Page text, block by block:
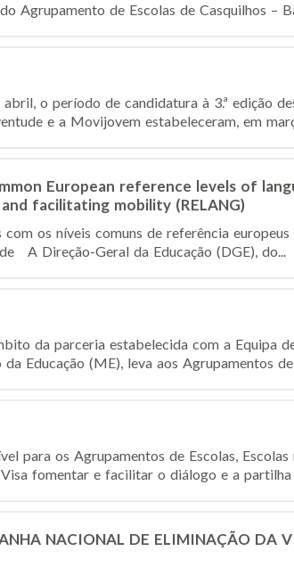
Agrupamento de Escolas de Casquilhos –
o período de candidatura à 3.ª edição
e a Movijovem estabeleceram, em
European reference levels of
facilitating mobility (RELANG)
os níveis comuns de referência
A Direção-Geral da Educação (DGE), do...
da parceria estabelecida com a Equipa
Educação (ME), leva aos Agrupamentos de
para os Agrupamentos de Escolas, Escolas
fomentar e facilitar o diálogo e a partilha
NACIONAL DE ELIMINAÇÃO DA